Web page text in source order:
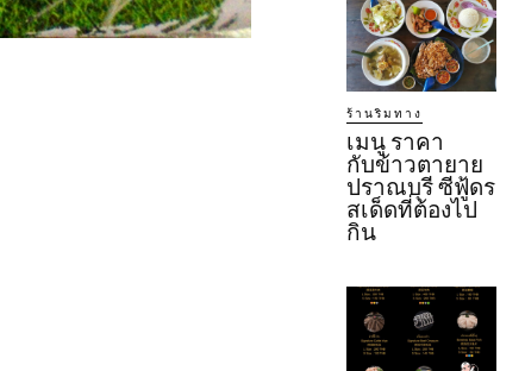
ร้านริมทาง
เมนู ราคา
กับข้าวตายาย
ปราณบุรี ซีฟู้ดร
สเด็ดที่ต้องไป
กิน